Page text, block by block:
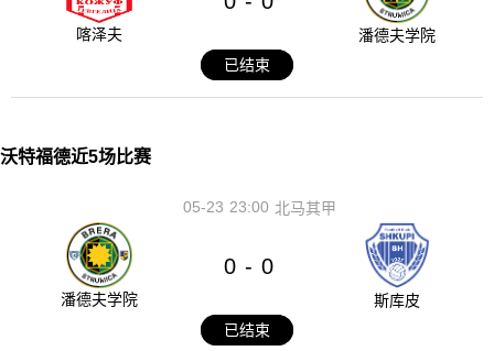
喀泽夫
潘德夫学院
已结束
沃特福德近5场比赛
23:00
05-23 北马其甲
潘德夫学院
0 - 0
斯库皮
已结束